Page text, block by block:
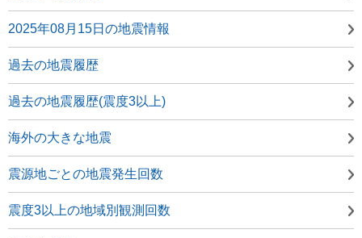
2025年08月15日の地震情報
過去の地震履歴
過去の地震履歴(震度3以上)
海外の大きな地震
震源地ごとの地震発生回数
震度3以上の地域別観測回数